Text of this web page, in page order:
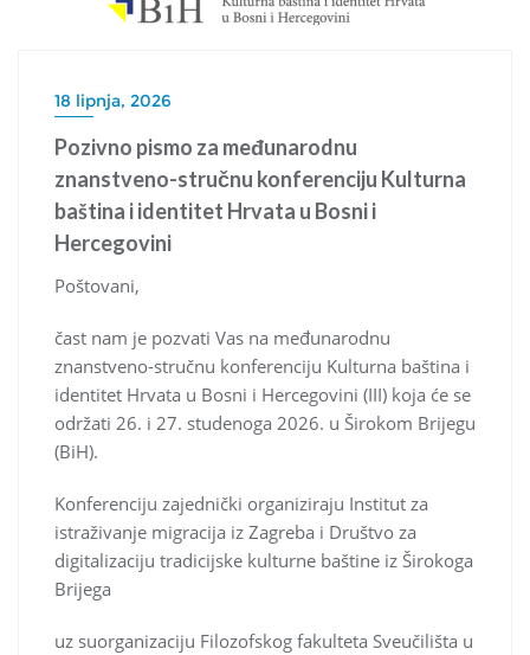
18 lipnja, 2026
Pozivno pismo za međunarodnu
znanstveno-stručnu konferenciju Kulturna
baština i identitet Hrvata u Bosni i
Hercegovini
Poštovani,
čast nam je pozvati Vas na međunarodnu
znanstveno-stručnu konferenciju Kulturna baština i
identitet Hrvata u Bosni i Hercegovini (III) koja će se
održati 26. i 27. studenoga 2026. u Širokom Brijegu
(BiH).
Konferenciju zajednički organiziraju Institut za
istraživanje migracija iz Zagreba i Društvo za
digitalizaciju tradicijske kulturne baštine iz Širokoga
Brijega
uz suorganizaciju Filozofskog fakulteta Sveučilišta u